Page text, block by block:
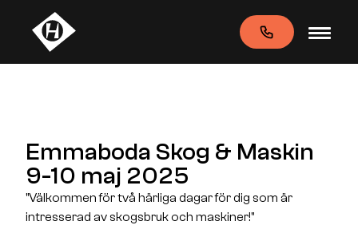
Emmaboda Skog & Maskin
9-10 maj 2025
"Välkommen för två härliga dagar för dig som är
intresserad av skogsbruk och maskiner!"